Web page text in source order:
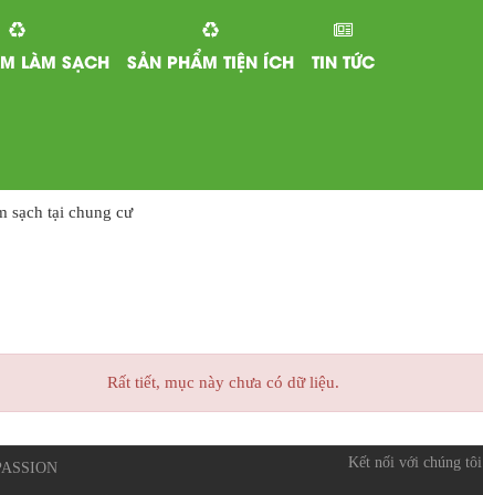
LÀM SẠCH SẢN PHẨM TIỆN ÍCH TIN TỨC
sạch tại chung cư
Rất tiết, mục này chưa có dữ liệu.
Kết nối với chúng tôi